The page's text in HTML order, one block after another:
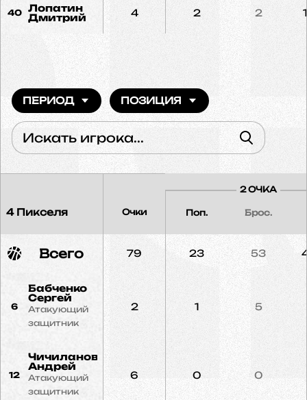
40
Лопатин
Дмитрий
4 2 2
ПЕРИОД ПОЗИЦИЯ
4 Пикселя Очки
2 ОЧКА
Поп. Брос.
Всего 79 23 53
6
Бабченко
Сергей
Атакующий
защитник
2 1 5
12
Чичиланов
Андрей
Атакующий
защитник
6 0 0